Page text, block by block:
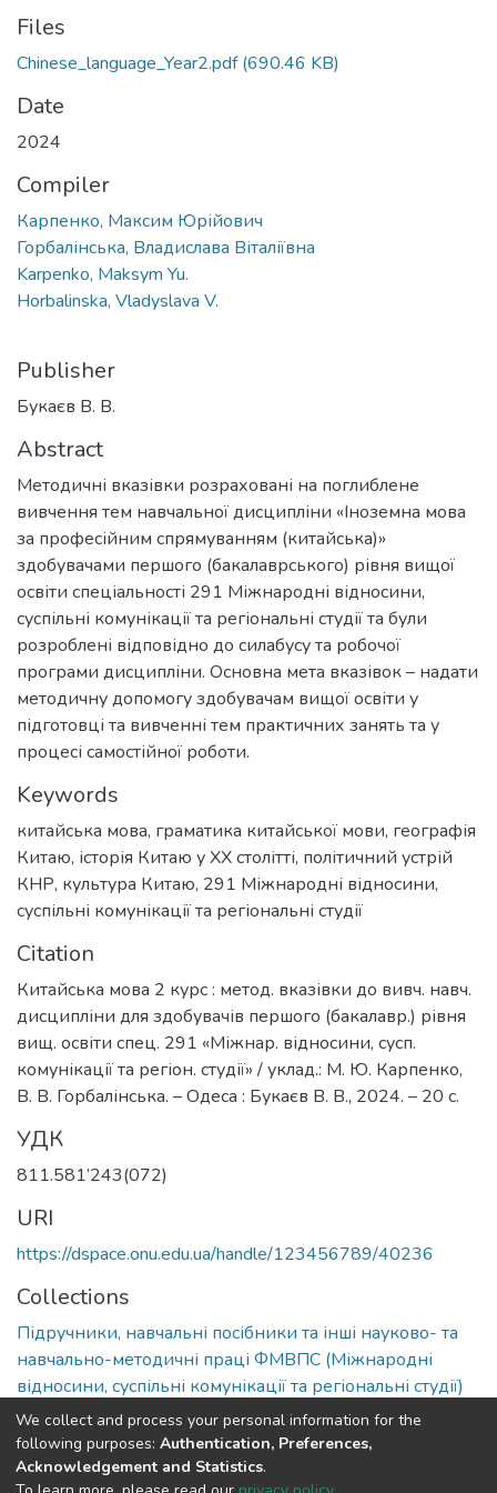
Files
Chinese_language_Year2.pdf(690.46 KB)
Date
2024
Compiler
Карпенко, Максим Юрійович
Горбалінська, Владислава Віталіївна
Karpenko, Maksym Yu.
Horbalinska, Vladyslava V.
Publisher
Букаєв В. В.
Abstract
Методичні вказівки розраховані на поглиблене
вивчення тем навчальної дисципліни «Іноземна мова
за професійним спрямуванням (китайська)»
здобувачами першого (бакалаврського) рівня вищої
освіти спеціальності 291 Міжнародні відносини,
суспільні комунікації та регіональні студії та були
розроблені відповідно до силабусу та робочої
програми дисципліни. Основна мета вказівок – надати
методичну допомогу здобувачам вищої освіти у
підготовці та вивченні тем практичних занять та у
процесі самостійної роботи.
Keywords
китайська мова, граматика китайської мови, географія
Китаю, історія Китаю у ХХ столітті, політичний устрій
КНР, культура Китаю, 291 Міжнародні відносини,
суспільні комунікації та регіональні студії
Citation
Китайська мова 2 курс : метод. вказівки до вивч. навч.
дисципліни для здобувачів першого (бакалавр.) рівня
вищ. освіти спец. 291 «Міжнар. відносини, сусп.
комунікації та регіон. студії» / уклад.: М. Ю. Карпенко,
В. В. Горбалінська. – Одеса : Букаєв В. В., 2024. – 20 с.
УДК
811.581’243(072)
URI
https://dspace.onu.edu.ua/handle/123456789/40236
Collections
Підручники, навчальні посібники та інші науково- та
навчально-методичні праці ФМВПС (Міжнародні
відносини, суспільні комунікації та регіональні студії)
Full item page
We collect and process your personal information for the
following purposes: Authentication, Preferences,
Acknowledgement and Statistics.